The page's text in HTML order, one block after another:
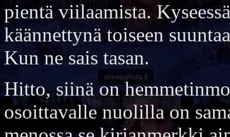
pientä viilaamista.
käännettynä toiseen
Kun ne sais tasan.
Hitto, siinä on
osoittavalle nuolilla on